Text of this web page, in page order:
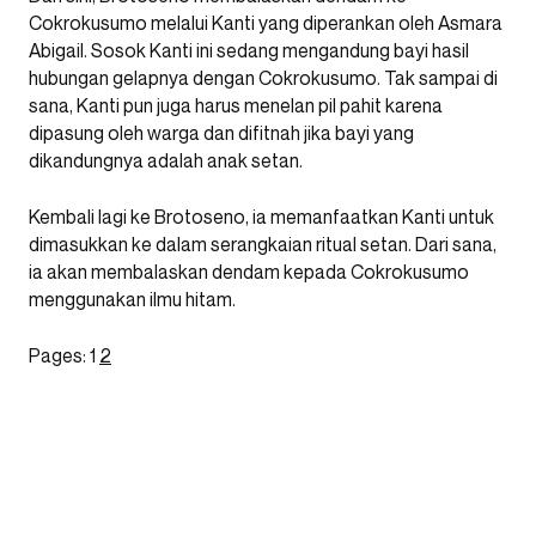
Cokrokusumo melalui Kanti yang diperankan oleh Asmara
Abigail. Sosok Kanti ini sedang mengandung bayi hasil
hubungan gelapnya dengan Cokrokusumo. Tak sampai di
sana, Kanti pun juga harus menelan pil pahit karena
dipasung oleh warga dan difitnah jika bayi yang
dikandungnya adalah anak setan.
Kembali lagi ke Brotoseno, ia memanfaatkan Kanti untuk
dimasukkan ke dalam serangkaian ritual setan. Dari sana,
ia akan membalaskan dendam kepada Cokrokusumo
menggunakan ilmu hitam.
Pages: 1 2